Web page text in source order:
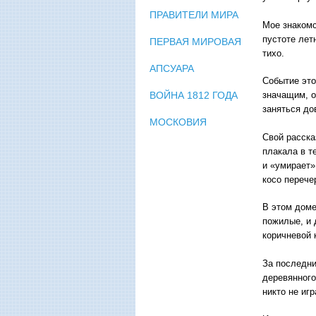
Мое
пустоте
тихо.
Событие
значащим,
заняться
Свой
плакала в
и
косо
В этом
пожилые, и
За
никто не
ПРАВИТЕЛИ МИРА
ПЕРВАЯ МИРОВАЯ
АПСУАРА
ВОЙНА 1812 ГОДА
МОСКОВИЯ